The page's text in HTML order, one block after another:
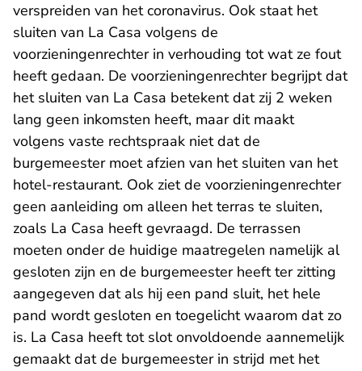
verspreiden van het coronavirus. Ook staat het
sluiten van La Casa volgens de
voorzieningenrechter in verhouding tot wat ze fout
heeft gedaan. De voorzieningenrechter begrijpt dat
het sluiten van La Casa betekent dat zij 2 weken
lang geen inkomsten heeft, maar dit maakt
volgens vaste rechtspraak niet dat de
burgemeester moet afzien van het sluiten van het
hotel-restaurant. Ook ziet de voorzieningenrechter
geen aanleiding om alleen het terras te sluiten,
zoals La Casa heeft gevraagd. De terrassen
moeten onder de huidige maatregelen namelijk al
gesloten zijn en de burgemeester heeft ter zitting
aangegeven dat als hij een pand sluit, het hele
pand wordt gesloten en toegelicht waarom dat zo
is. La Casa heeft tot slot onvoldoende aannemelijk
gemaakt dat de burgemeester in strijd met het